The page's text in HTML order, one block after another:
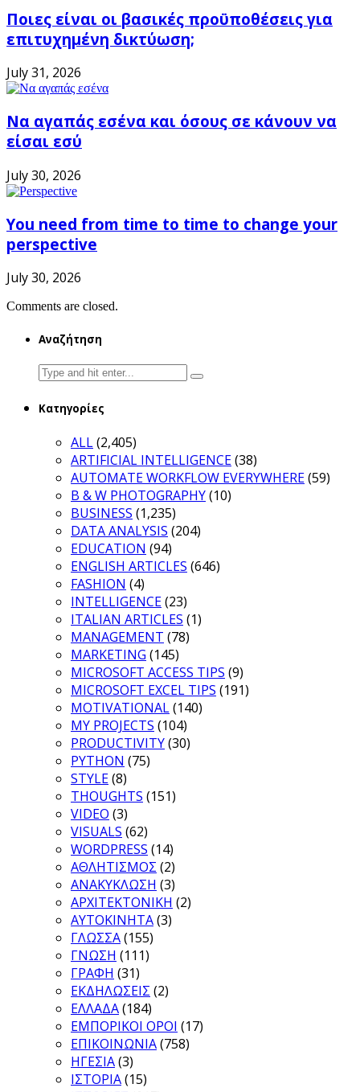
Ποιες είναι οι βασικές προϋποθέσεις για
επιτυχημένη δικτύωση;
July 31, 2026
Να αγαπάς εσένα και όσους σε κάνουν να
είσαι εσύ
July 30, 2026
You need from time to time to change your
perspective
July 30, 2026
Comments are closed.
Αναζήτηση
Search
for:
Κατηγορίες
ALL(2,405)
ARTIFICIAL INTELLIGENCE(38)
AUTOMATE WORKFLOW EVERYWHERE(59)
B & W PHOTOGRAPHY(10)
BUSINESS (1,235)
DATA ANALYSIS (204)
EDUCATION (94)
ENGLISH ARTICLES (646)
FASHION (4)
INTELLIGENCE(23)
ITALIAN ARTICLES (1)
MANAGEMENT (78)
MARKETING (145)
MICROSOFT ACCESS TIPS (9)
MICROSOFT EXCEL TIPS (191)
MOTIVATIONAL(140)
MY PROJECTS (104)
PRODUCTIVITY(30)
PYTHON (75)
STYLE(8)
THOUGHTS (151)
VIDEO (3)
VISUALS (62)
WORDPRESS (14)
ΑΘΛΗΤΙΣΜΟΣ (2)
ΑΝΑΚΥΚΛΩΣΗ (3)
ΑΡΧΙΤΕΚΤΟΝΙΚΗ (2)
ΑΥΤΟΚΙΝΗΤΑ(3)
ΓΛΩΣΣΑ(155)
ΓΝΩΣΗ (111)
ΓΡΑΦΗ (31)
ΕΚΔΗΛΩΣΕΙΣ (2)
ΕΛΛΑΔΑ(184)
ΕΜΠΟΡΙΚΟΙ ΟΡΟΙ (17)
ΕΠΙΚΟΙΝΩΝΙΑ(758)
ΗΓΕΣΙΑ(3)
ΙΣΤΟΡΙΑ(15)